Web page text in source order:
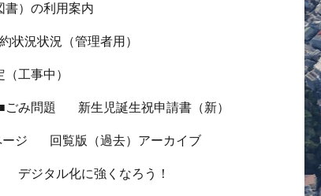
書）の利用案内
状況状況（管理者用）
工事中）
ごみ問題 新生児誕生祝申請書（新）
ジ 回覧版（過去）アーカイブ
デジタル化に強くなろう！